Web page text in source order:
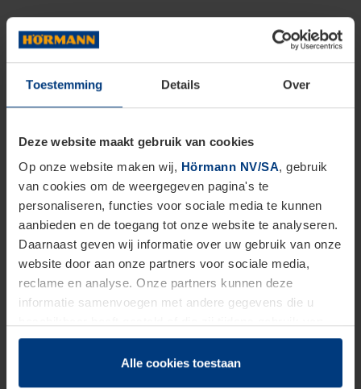
Toestemming Details Over
Deze website maakt gebruik van cookies
Op onze website maken wij, Hörmann NV/SA, gebruik
van cookies om de weergegeven pagina's te
personaliseren, functies voor sociale media te kunnen
aanbieden en de toegang tot onze website te analyseren.
Daarnaast geven wij informatie over uw gebruik van onze
website door aan onze partners voor sociale media,
reclame en analyse. Onze partners kunnen deze
informatie samenvoegen met andere gegevens die u
hun diensten hebben verzameld.
Juridisch hebben wij het recht om cookies op uw
Alle cookies toestaan